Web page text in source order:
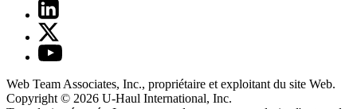
Web Team Associates, Inc., propriétaire et exploitant du site Web.
Copyright © 2026 U-Haul International, Inc.